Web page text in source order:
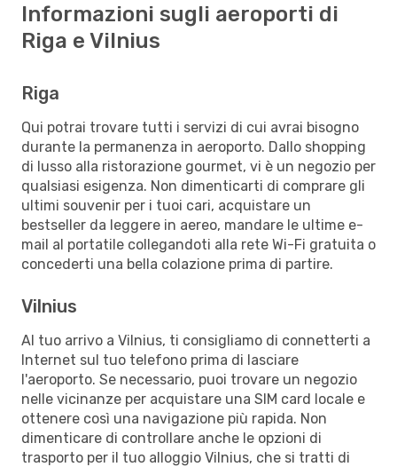
Informazioni sugli aeroporti di
Riga e Vilnius
Riga
Qui potrai trovare tutti i servizi di cui avrai bisogno
durante la permanenza in aeroporto. Dallo shopping
di lusso alla ristorazione gourmet, vi è un negozio per
qualsiasi esigenza. Non dimenticarti di comprare gli
ultimi souvenir per i tuoi cari, acquistare un
bestseller da leggere in aereo, mandare le ultime e-
mail al portatile collegandoti alla rete Wi-Fi gratuita o
concederti una bella colazione prima di partire.
Vilnius
Al tuo arrivo a Vilnius, ti consigliamo di connetterti a
Internet sul tuo telefono prima di lasciare
l'aeroporto. Se necessario, puoi trovare un negozio
nelle vicinanze per acquistare una SIM card locale e
ottenere così una navigazione più rapida. Non
dimenticare di controllare anche le opzioni di
trasporto per il tuo alloggio Vilnius, che si tratti di